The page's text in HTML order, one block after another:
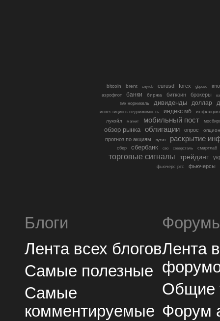
bitcoin brent cnyrub eurusd forex gbpusd
аэрофлот банки биржа биткоин брокеры
гмк норникель
дивиденды доллар
инвестиции в недвижимость индекс мб
инфляция
лукойл
магнит мобильный пост
обзор рынка облигации опрос
прогноз по акциям путин раскрытие
сбер сбербанк сво северсталь смартлаб
торговые сигналы трейдинг
фьючерс ртс фьючерсы
Блоги
Лента всех блогов
Самые полезные
Самые
комментируемые
Лента
Общие
Форум